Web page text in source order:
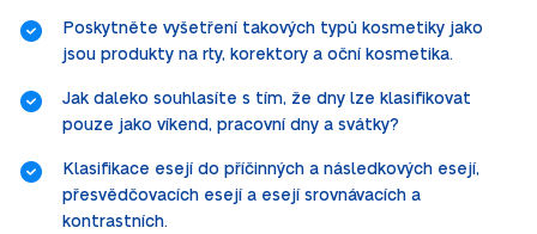
Poskytněte vyšetření takových typů kosmetiky jako
jsou produkty na rty, korektory a oční kosmetika.
Jak daleko souhlasíte s tím, že dny lze klasifikovat
pouze jako víkend, pracovní dny a svátky?
Klasifikace esejí do příčinných a následkových esejí,
přesvědčovacích esejí a esejí srovnávacích a
kontrastních.